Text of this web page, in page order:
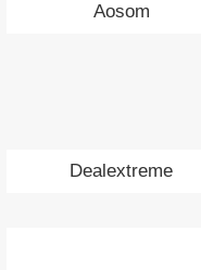
Aosom
Dealextreme